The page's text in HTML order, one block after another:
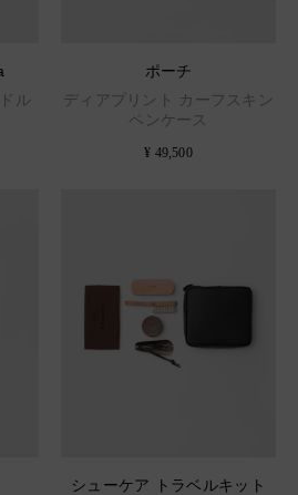
ル
ポーチ
ディアプリント カーフスキン
ペンケース
¥ 49,500
シューケア トラベルキット